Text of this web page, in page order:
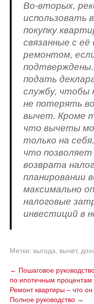
Во-вторых,
использовать
покупку
связанные с
ремонтом,
подать
службу, чтобы
не потерять
вычет. Кроме
что вычеты
только на
что
возврата
планировании
максимально
налоговые
инвестиций в
Метки: выгода вычет,
Навигация
по
записям
← Пошаговое
по ипотечным
Ремонт квартиры – что
Полное руководство →